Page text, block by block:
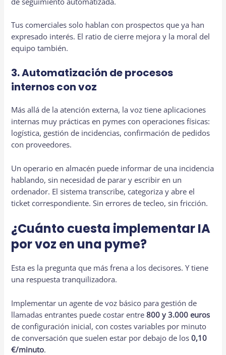
Tus comerciales solo hablan con prospectos que ya han
expresado interés. El ratio de cierre mejora y la moral del
equipo también.
3. Automatización de procesos
internos con voz
Más allá de la atención externa, la voz tiene aplicaciones
internas muy prácticas en pymes con operaciones físicas:
logística, gestión de incidencias, confirmación de pedidos
con proveedores.
Un operario en almacén puede informar de una incidencia
hablando, sin necesidad de parar y escribir en un
ordenador. El sistema transcribe, categoriza y abre el
ticket correspondiente. Sin errores de tecleo, sin fricción.
¿Cuánto cuesta implementar IA
por voz en una pyme?
Esta es la pregunta que más frena a los decisores. Y tiene
una respuesta tranquilizadora.
Implementar un agente de voz básico para gestión de
llamadas entrantes puede costar entre800 y 3.000 euros
de configuración inicial, con costes variables por minuto
de conversación que suelen estar por debajo de los0,10
€/minuto.